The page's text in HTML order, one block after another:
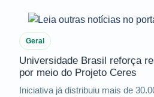
Geral
Universidade Brasil reforça
por meio do Projeto Ceres
Iniciativa já distribuiu mais de